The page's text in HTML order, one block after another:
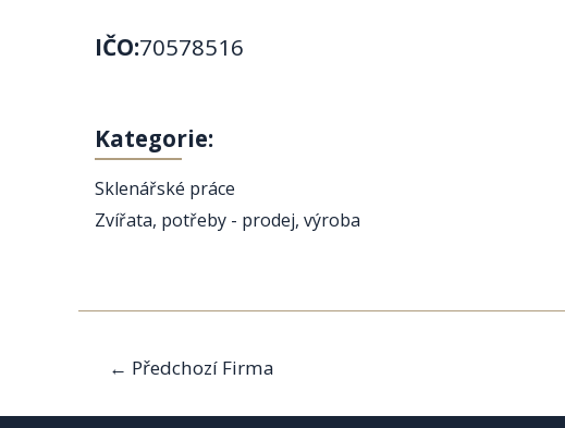
IČO:70578516
Kategorie:
Sklenářské práce
Zvířata, potřeby - prodej, výroba
Navigace
← Předchozí Firma